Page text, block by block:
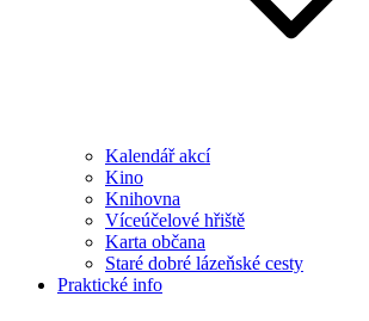
Kalendář akcí
Kino
Knihovna
Víceúčelové hřiště
Karta občana
Staré dobré lázeňské cesty
Praktické info